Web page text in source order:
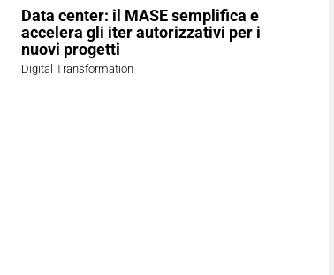
Data center: il MASE semplifica e
accelera gli iter autorizzativi per i
nuovi progetti
Digital Transformation